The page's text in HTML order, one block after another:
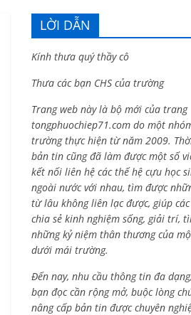
LỜI DẪN
Kính thưa quý thầy cô
Thưa các bạn CHS của trường
Trang web này là bộ mới của trang
tongphuochiep71.com do một
trường thực hiện từ năm 2009.
bản tin cũng đã làm được một số
kết nối liên hệ các thế hệ cựu học
ngoài nước với nhau, tìm được
từ lâu không liên lạc được, giúp
chia sẻ kinh nghiệm sống, giải trí,
những kỷ niệm thân thương của
dưới mái trường.
Đến nay, nhu cầu thông tin đa
bạn đọc cần rộng mở, buộc lòng
nâng cấp bản tin được chuyên